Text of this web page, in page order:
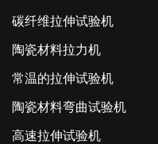
碳纤维拉伸试验机
陶瓷材料拉力机
常温的拉伸试验机
陶瓷材料弯曲试验机
高速拉伸试验机